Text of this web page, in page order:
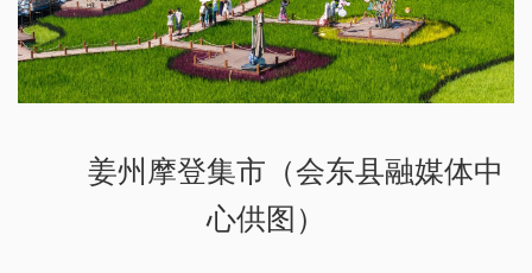
姜州摩登集市（会东县融媒体中
心供图）